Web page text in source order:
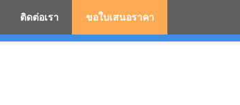
ติดต่อเรา ขอใบเสนอราคา
ก้ ร่มพรีเมี่ยม ร่มตอนเดียว ร่มกอล์ฟ ร่มกลับ